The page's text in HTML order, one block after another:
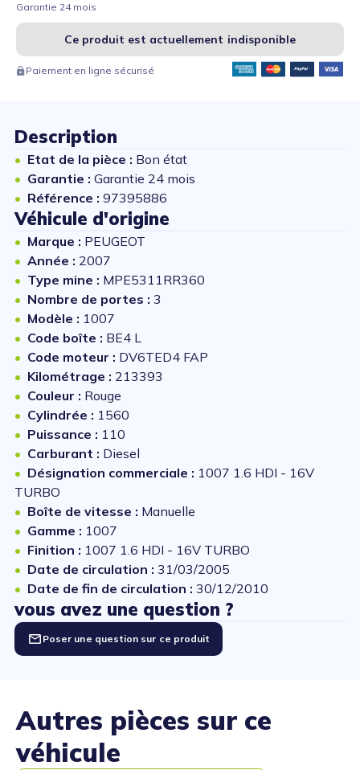
Garantie 24 mois
Ce produit est actuellement indisponible
Paiement en ligne sécurisé
Description
Etat de la pièce : Bon état
Garantie : Garantie 24 mois
Référence : 97395886
Véhicule d'origine
Marque : PEUGEOT
Année : 2007
Type mine : MPE5311RR360
Nombre de portes : 3
Modèle : 1007
Code boîte : BE4 L
Code moteur : DV6TED4 FAP
Kilométrage : 213393
Couleur : Rouge
Cylindrée : 1560
Puissance : 110
Carburant : Diesel
Désignation commerciale : 1007 1.6 HDI - 16V
TURBO
Boîte de vitesse : Manuelle
Gamme : 1007
Finition : 1007 1.6 HDI - 16V TURBO
Date de circulation : 31/03/2005
Date de fin de circulation : 30/12/2010
vous avez une question ?
Poser une question sur ce produit
Autres pièces sur ce
véhicule